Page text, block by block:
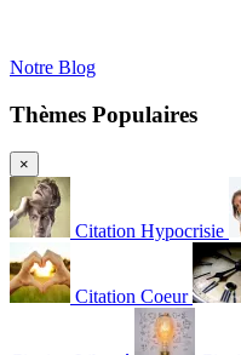
Notre Blog
Thèmes Populaires
×
Citation Hypocrisie
Citation Coeur